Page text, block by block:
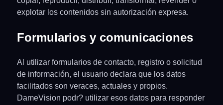
explotar los contenidos sin autorización expresa.
Formularios y comunicaciones
Al utilizar formularios de contacto, registro o solicitud
de información, el usuario declara que los datos
facilitados son veraces, actuales y propios.
DameVision podr? utilizar esos datos para responder